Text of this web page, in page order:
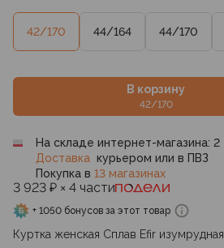
42/170 44/164 44/170
В корзину
42/170
На складе интернет-магазина: 2
Доставка курьером или в ПВЗ
Покупка в 13 магазинах
3 923 ₽ × 4 части
+ 1050 бонусов за этот товар
Куртка женская Сплав Efir изумрудная